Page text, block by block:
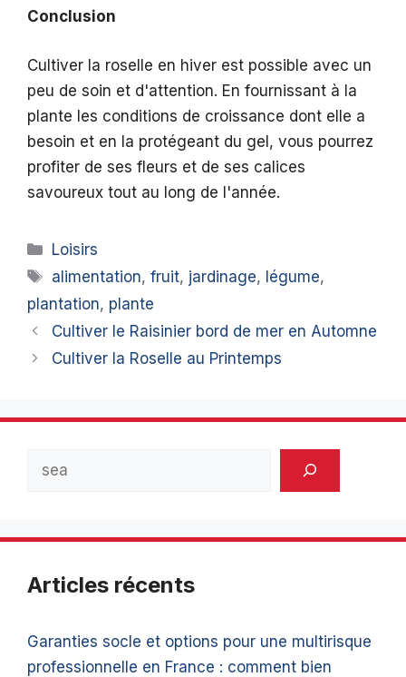
Conclusion
Cultiver la roselle en hiver est possible avec un
peu de soin et d'attention. En fournissant à la
plante les conditions de croissance dont elle a
besoin et en la protégeant du gel, vous pourrez
profiter de ses fleurs et de ses calices
savoureux tout au long de l'année.
Catégories
Loisirs
Étiquettes
alimentation,fruit, jardinage, légume,
plantation, plante
Cultiver le Raisinier bord de mer en Automne
Cultiver la Roselle au Printemps
Articles récents
Garanties socle et options pour une multirisque
professionnelle en France : comment bien